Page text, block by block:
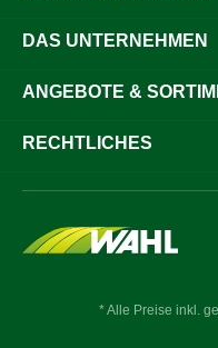
DAS UNTERNEHMEN
ANGEBOTE &
RECHTLICHES
* Alle Preise inkl.